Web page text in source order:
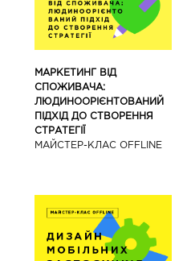
МАРКЕТИНГ ВІД
СПОЖИВАЧА:
ЛЮДИНООРІЄНТОВАНИЙ
ПІДХІД ДО СТВОРЕННЯ
СТРАТЕГІЇ
МАЙCТЕР-КЛАС OFFLINE